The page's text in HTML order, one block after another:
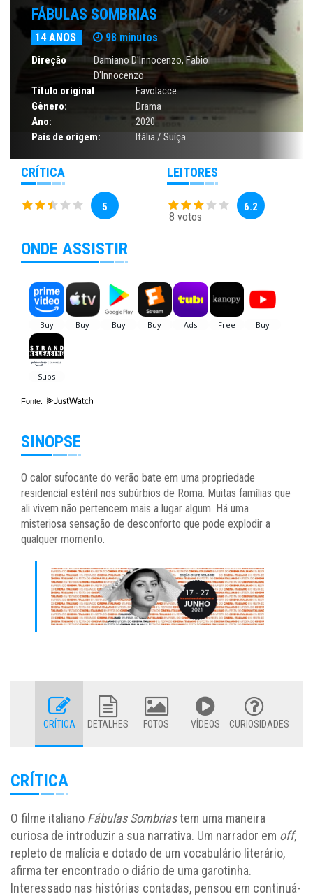
FÁBULAS SOMBRIAS
14 ANOS 98 minutos
Direção
Damiano D'Innocenzo, Fabio
D'Innocenzo
Título original
Favolacce
Gênero:
Drama
Ano:
2020
País de origem:
Itália / Suíça
CRÍTICA
5
LEITORES
8 votos
6.2
ONDE ASSISTIR
Fonte:
SINOPSE
O calor sufocante do verão bate em uma propriedade
residencial estéril nos subúrbios de Roma. Muitas famílias que
ali vivem não pertencem mais a lugar algum. Há uma
misteriosa sensação de desconforto que pode explodir a
qualquer momento.
CRÍTICA DETALHES FOTOS VÍDEOS CURIOSIDADES
CRÍTICA
O filme italiano Fábulas Sombriastem uma maneira
curiosa de introduzir a sua narrativa. Um narrador em off,
repleto de malícia e dotado de um vocabulário literário,
afirma ter encontrado o diário de uma garotinha.
Interessado nas histórias contadas, pensou em continuá-